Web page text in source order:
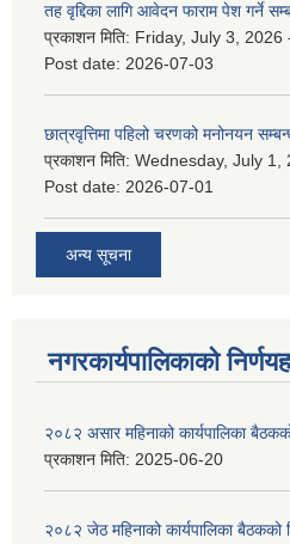
तह वृद्दिका लागि आवेदन फाराम पेश गर्ने
प्रकाशन मिति: Friday, July 3, 2026
Post date: 2026-07-03
छात्रवृत्तिमा पहिलो चरणको मनोनयन
प्रकाशन मिति: Wednesday, July 1,
Post date: 2026-07-01
अन्य सूचना
नगरकार्यपालिकाकाे
२०८२ असार महिनाको कार्यपालिका
प्रकाशन मिति: 2025-06-20
२०८२ जेठ महिनाको कार्यपालिका बैठकको